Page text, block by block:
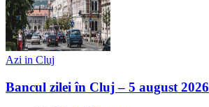
Azi in Cluj
Bancul zilei în Cluj – 5 august 2026